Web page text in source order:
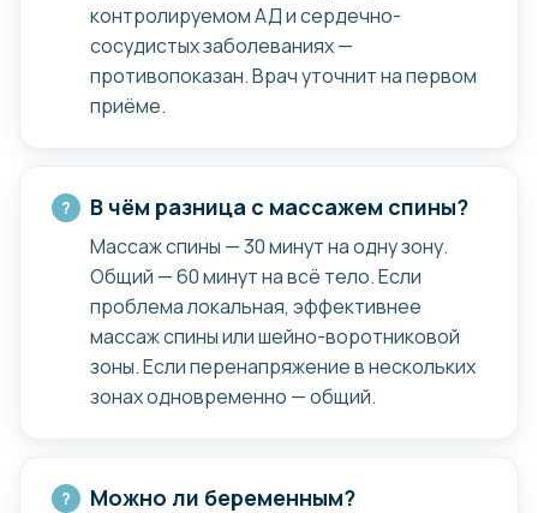
контролируемом АД и сердечно-
сосудистых заболеваниях —
противопоказан. Врач уточнит на первом
приёме.
В чём разница с массажем спины?
Массаж спины — 30 минут на одну зону.
Общий — 60 минут на всё тело. Если
проблема локальная, эффективнее
массаж спины или шейно-воротниковой
зоны. Если перенапряжение в нескольких
зонах одновременно — общий.
Можно ли беременным?
и шейном отделах}
{"прострелы" в пояснице,
{головные боли, головокружения
связанные с проблемами шеи и осанки}
Проблемы,
которые мы
лечим